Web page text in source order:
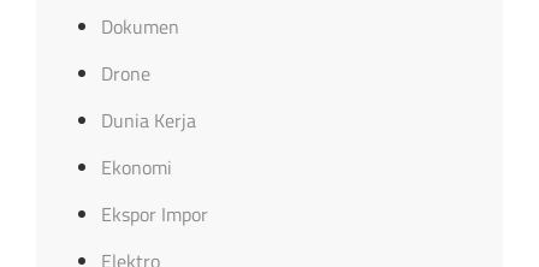
Dokumen
Drone
Dunia Kerja
Ekonomi
Ekspor Impor